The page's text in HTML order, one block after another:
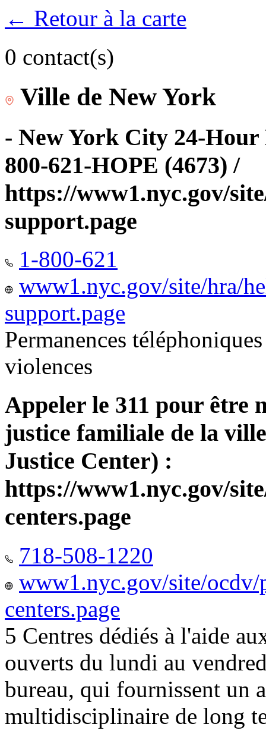
← Retour à la carte
0 contact(s)
Ville de New York
- New York City 24-
800-621-HOPE (4673) /
https://www1.nyc.gov/
support.page
1-800-621
www1.nyc.gov/site/hra/
support.page
Permanences
violences
Appeler le 311 pour être
justice familiale de la
Justice Center) :
https://www1.nyc.gov/
centers.page
718-508-1220
www1.nyc.gov/site/
centers.page
5 Centres dédiés à l'aide
ouverts du lundi au
bureau, qui fournissent un
multidisciplinaire de long